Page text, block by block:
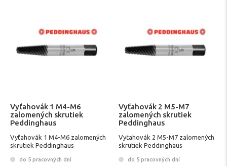
Vyťahovák 1 M4-M6
zalomených skrutiek
Peddinghaus
Vyťahovák 1 M4-M6 zalomených
skrutiek Peddinghaus
do 5 pracovných dní
Vyťahovák 2 M5-M7
zalomených skrutiek
Peddinghaus
Vyťahovák 2 M5-M7 zalomených
skrutiek Peddinghaus
do 5 pracovných dní